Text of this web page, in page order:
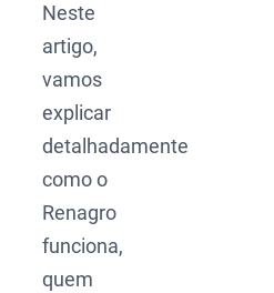
Neste
artigo,
vamos
explicar
detalhadamente
como o
Renagro
funciona,
quem